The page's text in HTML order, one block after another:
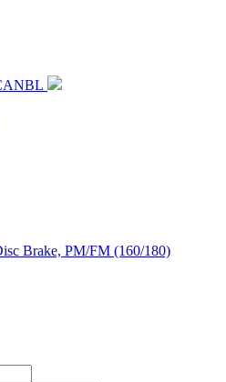
Brake, PM/FM (160/180)